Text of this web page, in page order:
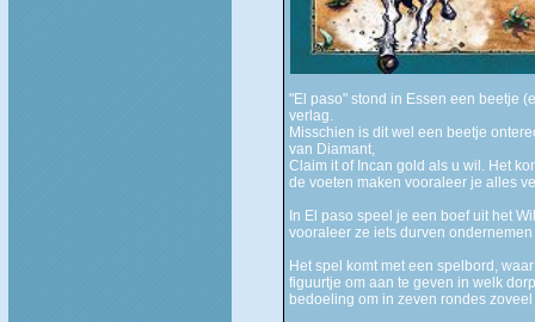
"El paso" stond in Essen een beetje
verlag.
Misschien is dit wel een beetje
van Diamant,
Claim it of Incan gold als u wil. Het
de voeten maken vooraleer je alles
In El paso speel je een boef uit het
vooraleer ze iets durven
Het spel komt met een spelbord,
figuurtje om aan te geven in welk
bedoeling om in zeven rondes